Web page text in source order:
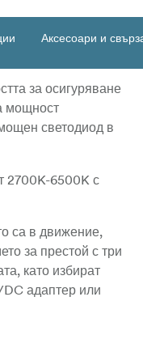
Аксесоари и
за осигуряване
мощност
светодиод в
2700K-6500K с
са в движение,
за престой с три
като избират
адаптер или